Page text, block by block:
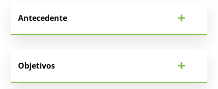
Antecedente
Objetivos